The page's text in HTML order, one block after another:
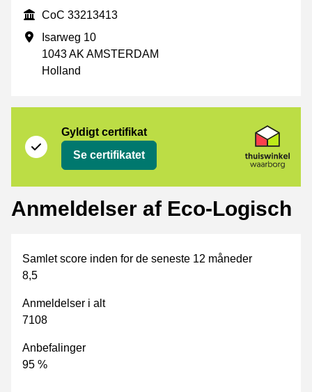
CoC
CoC 33213413
Forretningsadresse
Isarweg 10
1043 AK AMSTERDAM
Holland
Gyldigt certifikat
Se certifikatet
Anmeldelser af Eco-Logisch
Samlet score inden for de seneste 12 måneder
8,5
Anmeldelser i alt
7108
Anbefalinger
95 %